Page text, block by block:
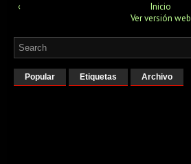
‹
Inicio
Ver versión web
Popular Etiquetas Archivo